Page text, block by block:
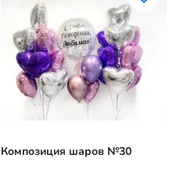
Композиция шаров №30